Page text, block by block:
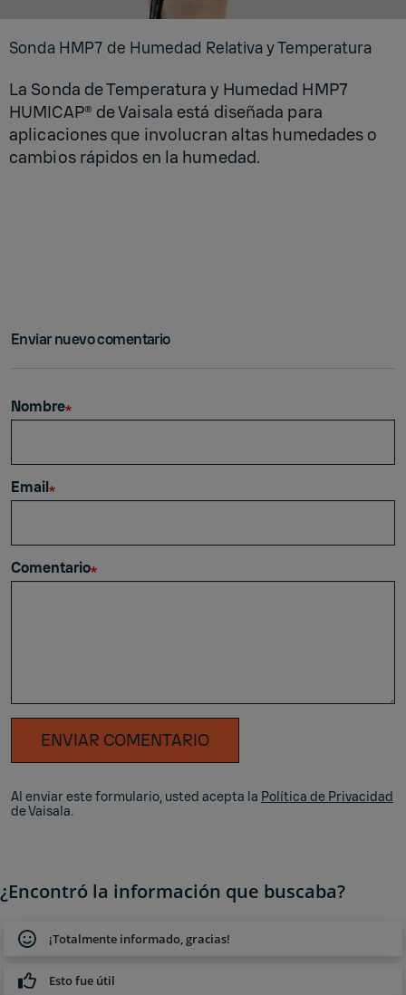
Sonda HMP7 de Hu­me­dad Re­la­ti­va y Tem­pe­ra­tu­ra
La Sonda de Temperatura y Humedad HMP7
HUMICAP® de Vaisala está diseñada para
aplicaciones que involucran altas humedades o
cambios rápidos en la humedad.
Enviar nuevo comentario
Nombre
Email
Comentario
ENVIAR COMENTARIO
Al enviar este formulario, usted acepta la Política de Privacidad
de Vaisala.
¿Encontró la información que buscaba?
¡Totalmente informado, gracias!
Esto fue útil